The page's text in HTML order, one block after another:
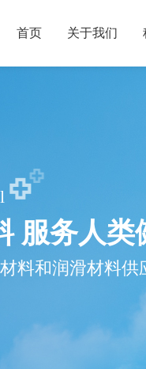
首页 关于我们
服务人类
料和润滑材料供